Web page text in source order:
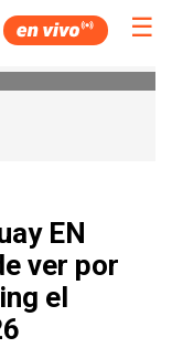
☰
EN
ver por
el